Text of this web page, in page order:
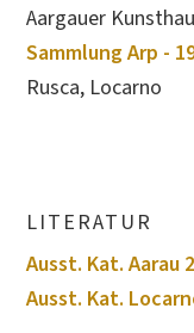
Aargauer
Sammlung Arp -
Rusca, Locarno
LITERATUR
Ausst. Kat. Aarau
Ausst. Kat.